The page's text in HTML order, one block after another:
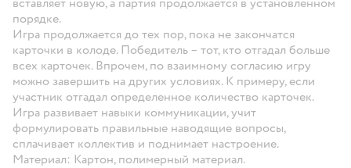
порядке.
Игра продолжается до тех пор, пока не закончатся
карточки в колоде. Победитель – тот, кто отгадал больше
всех карточек. Впрочем, по взаимному согласию игру
можно завершить на других условиях. К примеру, если
участник отгадал определенное количество карточек.
Игра развивает навыки коммуникации, учит
формулировать правильные наводящие вопросы,
сплачивает коллектив и поднимает настроение.
Материал: Картон, полимерный материал.